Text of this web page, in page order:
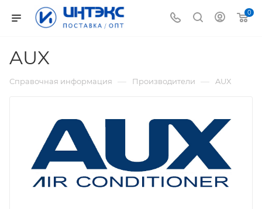
0
AUX
Справочная информация — Производители — AUX